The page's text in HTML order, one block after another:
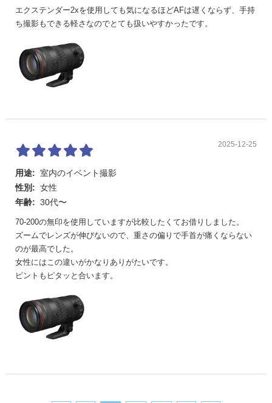
エクステンダー2xを使用しても気になるほどAFは遅くならず、手持
ち撮影もできる軽さなのでとても扱いやすかったです。
2025-12-25
用途: 室内のイベント撮影
性別: 女性
年齢: 30代〜
70-200の無印を使用していますが比較したくてお借りしました。
ズームでレンズが伸びないので、重さの偏りで手首が痛くならない
のが最高でした。
女性にはこの違いがかなりありがたいです。
ピントもピタッと合います。